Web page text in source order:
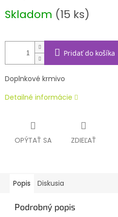
cena:
Skladom (15 ks)
Pridať do košíka
Doplnkové krmivo
Detailné informácie
OPÝTAŤ SA ZDIEĽAŤ
Popis Diskusia
Podrobný popis